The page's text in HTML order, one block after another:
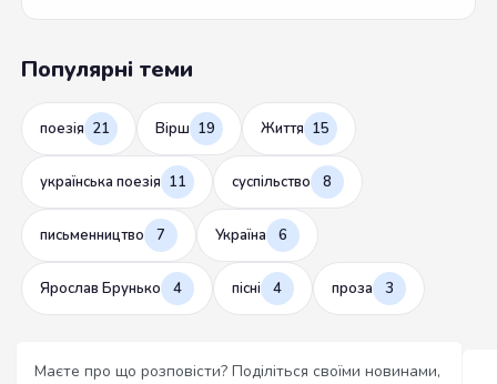
Популярні теми
поезія 21 Вірш 19 Життя 15
українська поезія 11 суспільство 8
письменництво 7 Україна 6
Ярослав Брунько 4 пісні 4 проза 3
Маєте про що розповісти? Поділіться своїми новинами,